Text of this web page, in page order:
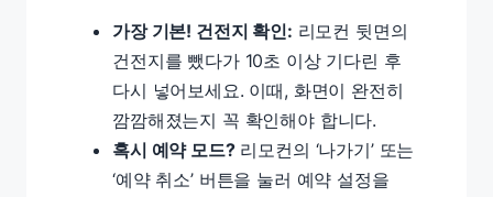
가장 기본! 건전지 확인: 리모컨 뒷면의
건전지를 뺐다가 10초 이상 기다린 후
다시 넣어보세요. 이때, 화면이 완전히
깜깜해졌는지 꼭 확인해야 합니다.
혹시 예약 모드?리모컨의 ‘나가기’ 또는
‘예약 취소’ 버튼을 눌러 예약 설정을